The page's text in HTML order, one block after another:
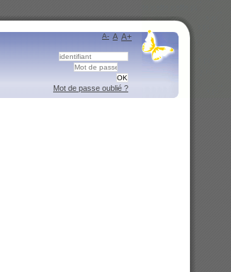
A- A A+
Mot de passe oublié ?